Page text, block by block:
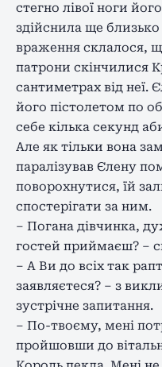
стегно лівої ноги
здійснила ще близько
враження склалося,
патрони скінчилися
сантиметрах від неї.
його пістолетом по
себе кілька секунд
Але як тільки вона
паралізував Єлену
поворохнутися, їй
спостерігати за ним.
– Погана дівчинка,
гостей приймаєш? –
– А Ви до всіх так
заявляєтеся? – з
зустрічне запитання.
– По-твоєму, мені
пройшовши до